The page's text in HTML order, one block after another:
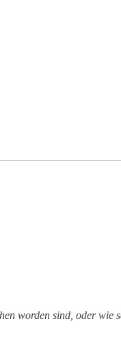
worden sind, oder wie